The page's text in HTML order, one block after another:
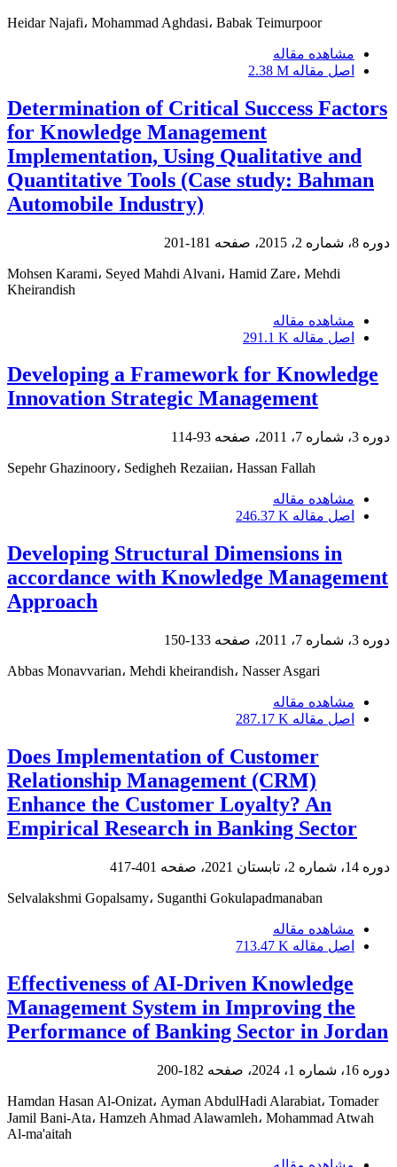
Heidar Najafi، Mohammad Aghdasi، Babak Teimurpoor
مشاهده مقاله
اصل مقاله 2.38 M
Determination of Critical Success Factors
for Knowledge Management
Implementation, Using Qualitative and
Quantitative Tools (Case study: Bahman
Automobile Industry)
دوره 8، شماره 2، 2015، صفحه 181-201
Mohsen Karami، Seyed Mahdi Alvani، Hamid Zare، Mehdi
Kheirandish
مشاهده مقاله
اصل مقاله 291.1 K
Developing a Framework for Knowledge
Innovation Strategic Management
دوره 3، شماره 7، 2011، صفحه 93-114
Sepehr Ghazinoory، Sedigheh Rezaiian، Hassan Fallah
مشاهده مقاله
اصل مقاله 246.37 K
Developing Structural Dimensions in
accordance with Knowledge Management
Approach
دوره 3، شماره 7، 2011، صفحه 133-150
Abbas Monavvarian، Mehdi kheirandish، Nasser Asgari
مشاهده مقاله
اصل مقاله 287.17 K
Does Implementation of Customer
Relationship Management (CRM)
Enhance the Customer Loyalty? An
Empirical Research in Banking Sector
دوره 14، شماره 2، تابستان 2021، صفحه 401-417
Selvalakshmi Gopalsamy، Suganthi Gokulapadmanaban
مشاهده مقاله
اصل مقاله 713.47 K
Effectiveness of AI-Driven Knowledge
Management System in Improving the
Performance of Banking Sector in Jordan
دوره 16، شماره 1، 2024، صفحه 182-200
Hamdan Hasan Al-Onizat، Ayman AbdulHadi Alarabiat، Tomader
Jamil Bani-Ata، Hamzeh Ahmad Alawamleh، Mohammad Atwah
Al-ma'aitah